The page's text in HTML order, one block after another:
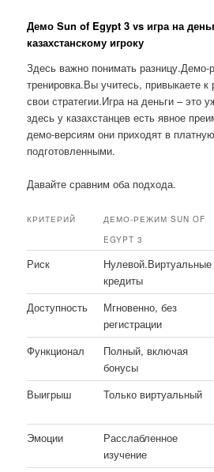
Демо Sun of Egypt 3 vs игра на
казахстанскому игроку
Здесь важно понимать разницу.Демо-
тренировка.Вы учитесь, привыкаете
свои стратегии.Игра на деньги – это
здесь у казахстанцев есть явное
демо-версиям они приходят в
подготовленными.
Давайте сравним оба подхода.
КРИТЕРИЙ
ДЕМО-РЕЖИМ SUN OF
EGYPT 3
Риск
Нулевой.Виртуальные
кредиты
Доступность
Мгновенно, без
регистрации
Функционал
Полный, включая
бонусы
Выигрыш
Только виртуальный
Эмоции
Расслабленное
изучение